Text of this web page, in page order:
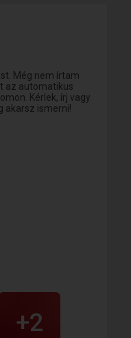
Még nem írtam
az automatikus
Kérlek, írj vagy
akarsz ismerni!
+2